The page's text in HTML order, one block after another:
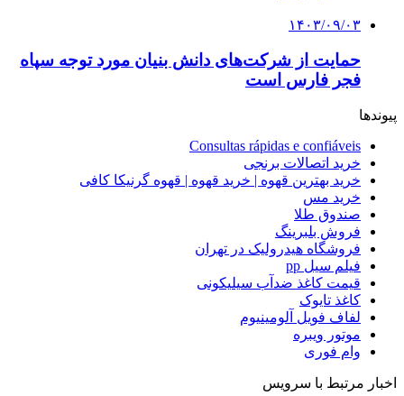
۱۴۰۳/۰۹/۰۳
حمایت از شرکت‌های دانش بنیان مورد توجه سپاه
فجر فارس است
پیوندها
Consultas rápidas e confiáveis
خرید اتصالات برنجی
خرید بهترین قهوه | خرید قهوه | قهوه گرنیکا کافی
خرید مس
صندوق طلا
فروش بلبرینگ
فروشگاه هیدرولیک در تهران
فیلم سیل pp
قیمت کاغذ ضدآب سیلیکونی
کاغذ تایوک
لفاف فویل آلومینیوم
موتور ویبره
وام فوری
اخبار مرتبط با سرویس